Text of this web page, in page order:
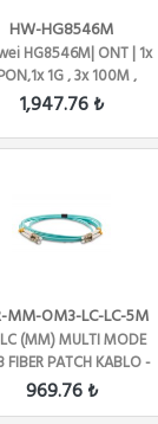
HW-HG8546M
HG8546M| ONT | 1x
1G , 3x 100M ,
POTS, USB , WIFI
1,947.76 ₺
MM-OM3-LC-LC-5M
(MM) MULTI MODE
FIBER PATCH KABLO -
5 METRE
969.76 ₺